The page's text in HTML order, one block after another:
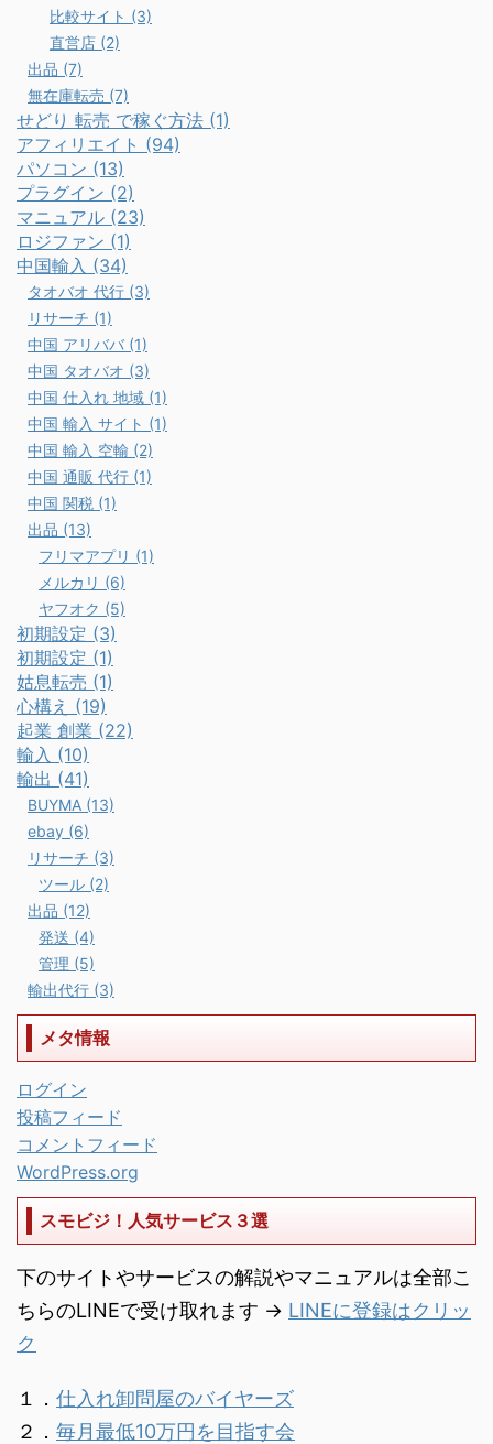
比較サイト (3)
直営店 (2)
出品 (7)
無在庫転売 (7)
せどり 転売 で稼ぐ方法 (1)
アフィリエイト (94)
パソコン (13)
プラグイン (2)
マニュアル (23)
ロジファン (1)
中国輸入 (34)
タオバオ 代行 (3)
リサーチ (1)
中国 アリババ (1)
中国 タオバオ (3)
中国 仕入れ 地域 (1)
中国 輸入 サイト (1)
中国 輸入 空輸 (2)
中国 通販 代行 (1)
中国 関税 (1)
出品 (13)
フリマアプリ (1)
メルカリ (6)
ヤフオク (5)
初期設定 (3)
初期設定 (1)
姑息転売 (1)
心構え (19)
起業 創業 (22)
輸入 (10)
輸出 (41)
BUYMA (13)
ebay (6)
リサーチ (3)
ツール (2)
出品 (12)
発送 (4)
管理 (5)
輸出代行 (3)
メタ情報
ログイン
投稿フィード
コメントフィード
WordPress.org
スモビジ！人気サービス３選
下のサイトやサービスの解説やマニュアルは全部こ
ちらのLINEで受け取れます → LINEに登録はクリッ
ク
１． 仕入れ卸問屋のバイヤーズ
２． 毎月最低10万円を目指す会